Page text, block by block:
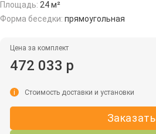
Площадь: 24 м²
Форма беседки: прямоугольная
Цена за комплект
472 033 р
Заказать
i Стоимость доставки и установки